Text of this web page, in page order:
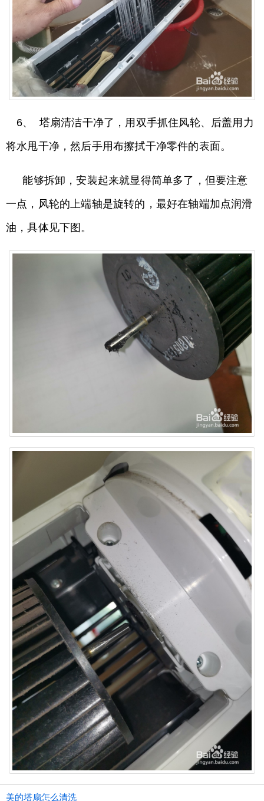
6、 塔扇清洁干净了，用双手抓住风轮、后盖用力
将水甩干净，然后手用布擦拭干净零件的表面。
能够拆卸，安装起来就显得简单多了，但要注意
一点，风轮的上端轴是旋转的，最好在轴端加点润滑
油，具体见下图。
美的塔扇怎么清洗